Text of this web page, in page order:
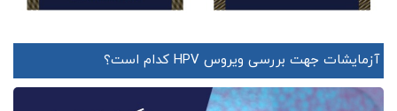
آزمایشات جهت بررسی ویروس HPV کدام است؟